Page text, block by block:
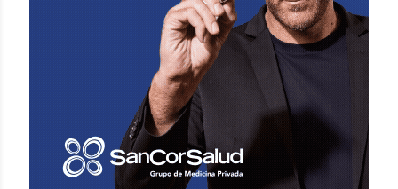
VER COMENTARIOS